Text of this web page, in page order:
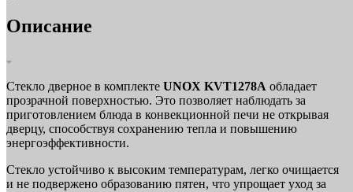
Описание
Стекло дверное в комплекте UNOX KVT1278A обладает
прозрачной поверхностью. Это позволяет наблюдать за
приготовлением блюда в конвекционной печи не открывая
дверцу, способствуя сохранению тепла и повышению
энергоэффективности.
Стекло устойчиво к высоким температурам, легко очищается
и не подвержено образованию пятен, что упрощает уход за